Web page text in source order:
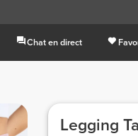
Chat en direct
Legging